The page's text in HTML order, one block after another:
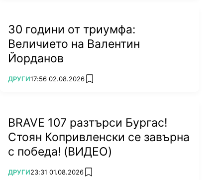
30 години от триумфа:
Величието на Валентин
Йорданов
ПОВЕЧЕ ОТ
ДРУГИ17:56 02.08.2026 add favorites
BRAVE 107 разтърси Бургас!
Стоян Копривленски се завърна
с победа! (ВИДЕО)
ПОВЕЧЕ ОТ
ДРУГИ23:31 01.08.2026 add favorites